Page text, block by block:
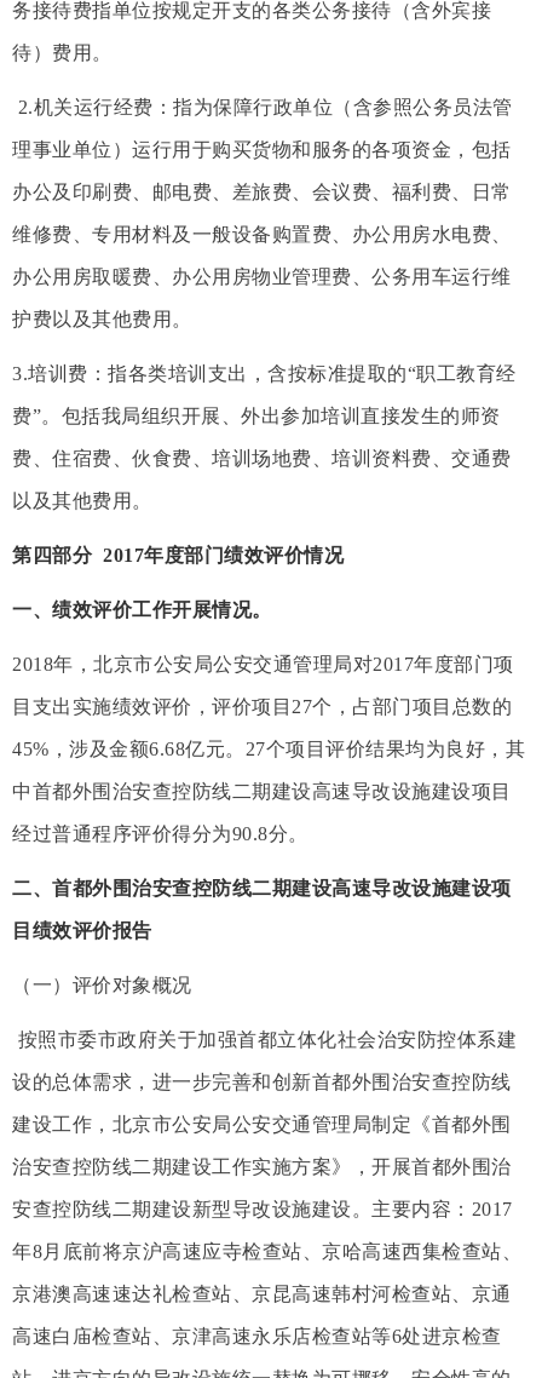
务接待费指单位按规定开支的各类公务接待（含外宾接
待）费用。
2.机关运行经费：指为保障行政单位（含参照公务员法管
理事业单位）运行用于购买货物和服务的各项资金，包括
办公及印刷费、邮电费、差旅费、会议费、福利费、日常
维修费、专用材料及一般设备购置费、办公用房水电费、
办公用房取暖费、办公用房物业管理费、公务用车运行维
护费以及其他费用。
3.培训费：指各类培训支出，含按标准提取的“职工教育经
费”。包括我局组织开展、外出参加培训直接发生的师资
费、住宿费、伙食费、培训场地费、培训资料费、交通费
以及其他费用。
第四部分 2017年度部门绩效评价情况
一、绩效评价工作开展情况。
2018年，北京市公安局公安交通管理局对2017年度部门项
目支出实施绩效评价，评价项目27个，占部门项目总数的
45%，涉及金额6.68亿元。27个项目评价结果均为良好，其
中首都外围治安查控防线二期建设高速导改设施建设项目
经过普通程序评价得分为90.8分。
二、首都外围治安查控防线二期建设高速导改设施建设项
目绩效评价报告
（一）评价对象概况
按照市委市政府关于加强首都立体化社会治安防控体系建
设的总体需求，进一步完善和创新首都外围治安查控防线
建设工作，北京市公安局公安交通管理局制定《首都外围
治安查控防线二期建设工作实施方案》，开展首都外围治
安查控防线二期建设新型导改设施建设。主要内容：2017
年8月底前将京沪高速应寺检查站、京哈高速西集检查站、
京港澳高速速达礼检查站、京昆高速韩村河检查站、京通
高速白庙检查站、京津高速永乐店检查站等6处进京检查